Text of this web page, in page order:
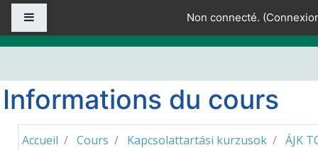
Passer au contenu principal
Non connecté. (
Informations du cours
Accueil Cours Kapcsolattartási kurzusok
ÁJK